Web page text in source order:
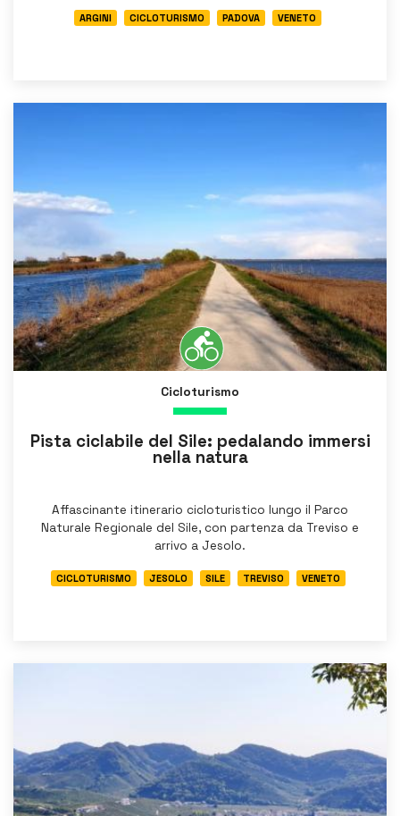
ARGINI CICLOTURISMO PADOVA VENETO
Cicloturismo
Pista ciclabile del Sile: pedalando immersi
nella natura
Affascinante itinerario cicloturistico lungo il Parco
Naturale Regionale del Sile, con partenza da Treviso e
arrivo a Jesolo.
CICLOTURISMO JESOLO SILE TREVISO VENETO